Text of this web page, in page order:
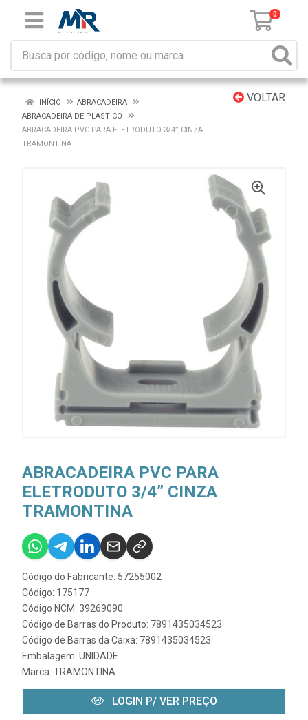
0
VOLTAR
INÍCIO
ABRACADEIRA
ABRACADEIRA DE PLASTICO
ABRACADEIRA PVC PARA ELETRODUTO 3/4” CINZA
TRAMONTINA
ABRACADEIRA PVC PARA
ELETRODUTO 3/4” CINZA
TRAMONTINA
Código do Fabricante: 57255002
Código: 175177
Código NCM: 39269090
Código de Barras do Produto: 7891435034523
Código de Barras da Caixa: 7891435034523
Embalagem: UNIDADE
Marca: TRAMONTINA
LOGIN P/ VER PREÇO